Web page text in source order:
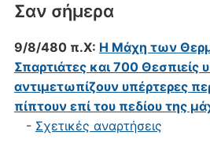
Σαν σήμερα
9/8/480 π.Χ: Η Μάχη των
Σπαρτιάτες και 700 Θεσπιείς
αντιμετωπίζουν υπέρτερες
πίπτουν επί του πεδίου της
- Σχετικές αναρτήσεις